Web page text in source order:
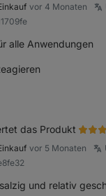
vor 4 Monaten
alle Anwendungen
hilfreich markieren
das Produkt
vor 5 Monaten
und relativ